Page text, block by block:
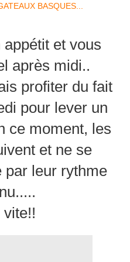
et vous
après midi..
profiter du fait
pour lever un
ce moment, les
et ne se
par leur rythme
vite!!